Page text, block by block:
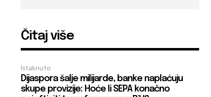
Čitaj više
Istaknuto
Dijaspora šalje milijarde, banke naplaćuju
skupe provizije: Hoće li SEPA konačno